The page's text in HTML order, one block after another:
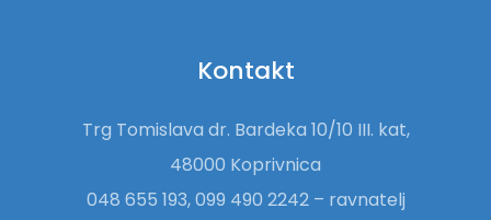
Kontakt
Trg Tomislava dr. Bardeka 10/10 III. kat,
48000 Koprivnica
048 655 193, 099 490 2242 – ravnatelj